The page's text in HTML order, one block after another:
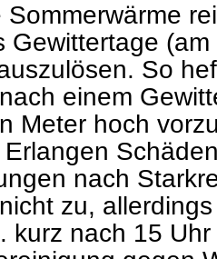
Sommerwärme
Gewittertage
So
einem
Meter hoch
nach
zu,
kurz nach 15